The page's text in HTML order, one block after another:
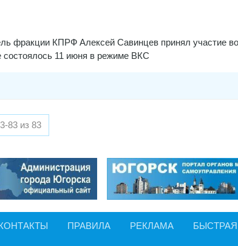
фракции КПРФ Алексей Савинцев принял участие во
состоялось 11 июня в режиме ВКС
83 из 83
КОНТАКТЫ ПРАВИЛА РЕКЛАМА